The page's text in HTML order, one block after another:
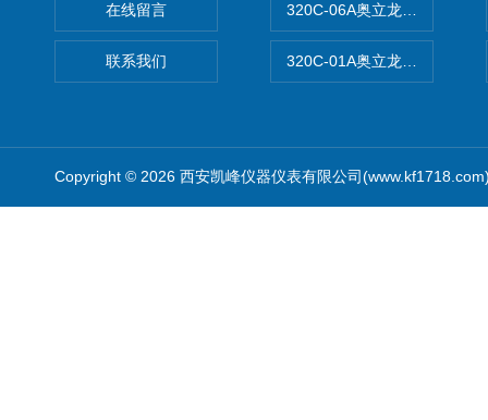
在线留言
联系我们
320C-06A奥立龙实验室便携
320C-01A奥立龙实验室便携
Copyright © 2026 西安凯峰仪器仪表有限公司